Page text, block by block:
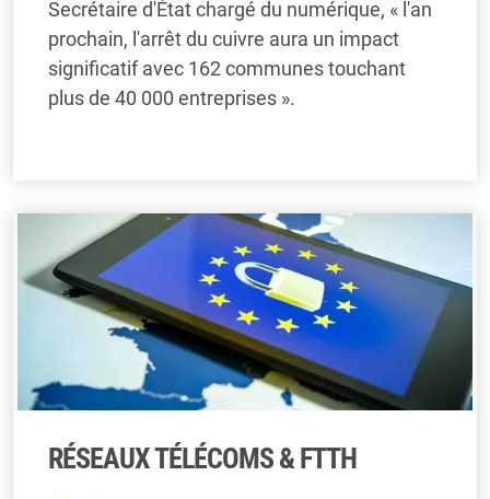
Secrétaire d'État chargé du numérique, « l'an
prochain, l'arrêt du cuivre aura un impact
significatif avec 162 communes touchant
plus de 40 000 entreprises ».
RÉSEAUX TÉLÉCOMS & FTTH